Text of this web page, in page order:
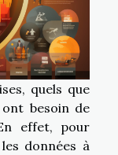
quels que
besoin de
effet, pour
données à